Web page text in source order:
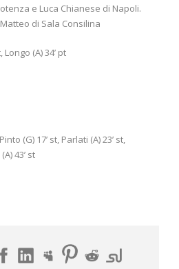
e Luca Chianese di Napoli.
di Sala Consilina
Longo (A) 34’ pt
(G) 17’ st, Parlati (A) 23’ st,
43’ st